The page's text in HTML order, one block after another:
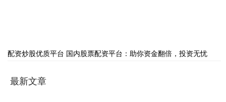
配资炒股优质平台 国内股票配资平台：助你资金翻倍，投资无忧
最新文章